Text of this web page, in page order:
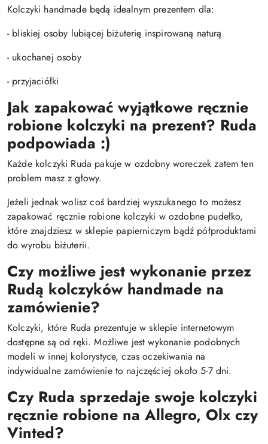
Kolczyki handmade będą idealnym prezentem dla:
- bliskiej osoby lubiącej biżuterię inspirowaną naturą
- ukochanej osoby
- przyjaciółki
Jak zapakować wyjątkowe ręcznie
robione kolczyki na prezent? Ruda
podpowiada :)
Każde kolczyki Ruda pakuje w ozdobny woreczek zatem ten
problem masz z głowy.
Jeżeli jednak wolisz coś bardziej wyszukanego to możesz
zapakować ręcznie robione kolczyki w ozdobne pudełko,
które znajdziesz w sklepie papierniczym bądź półproduktami
do wyrobu biżuterii.
Czy możliwe jest wykonanie przez
Rudą kolczyków handmade na
zamówienie?
Kolczyki, które Ruda prezentuje w sklepie internetowym
dostępne są od ręki. Możliwe jest wykonanie podobnych
modeli w innej kolorystyce, czas oczekiwania na
indywidualne zamówienie to najczęściej około 5-7 dni.
Czy Ruda sprzedaje swoje kolczyki
ręcznie robione na Allegro, Olx czy
Vinted?